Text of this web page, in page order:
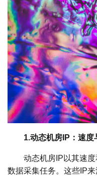
1.动态机房IP：速
动态机房IP以其速度
数据采集任务。这些IP